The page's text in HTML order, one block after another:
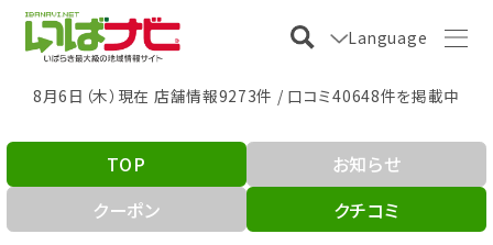
Language
8月6日（木）現在 店舗情報9273件 / 口コミ40648件を掲載中
TOP
お知らせ
クーポン
クチコミ